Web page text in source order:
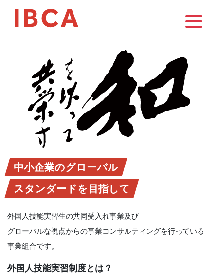
中小企業のグローバル
スタンダードを目指して
外国人技能実習生の共同受入れ事業及び
グローバルな視点からの事業コンサルティングを行っている
事業組合です。
外国人技能実習制度とは？